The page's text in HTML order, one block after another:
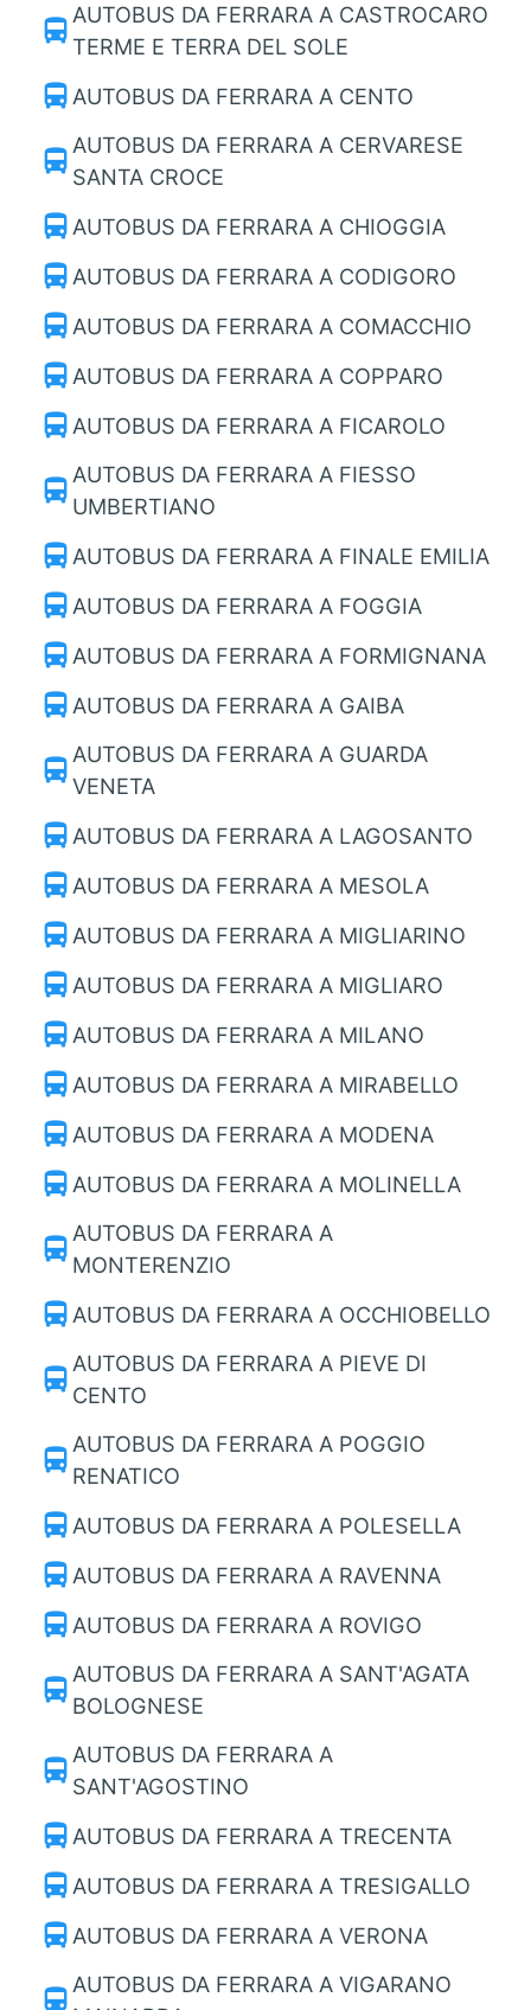
directions_bus AUTOBUS DA FERRARA A CASTROCARO
TERME E TERRA DEL SOLE
directions_bus AUTOBUS DA FERRARA A CENTO
directions_bus AUTOBUS DA FERRARA A CERVARESE
SANTA CROCE
directions_bus AUTOBUS DA FERRARA A CHIOGGIA
directions_bus AUTOBUS DA FERRARA A CODIGORO
directions_bus AUTOBUS DA FERRARA A COMACCHIO
directions_bus AUTOBUS DA FERRARA A COPPARO
directions_bus AUTOBUS DA FERRARA A FICAROLO
directions_bus AUTOBUS DA FERRARA A FIESSO
UMBERTIANO
directions_bus AUTOBUS DA FERRARA A FINALE EMILIA
directions_bus AUTOBUS DA FERRARA A FOGGIA
directions_bus AUTOBUS DA FERRARA A FORMIGNANA
directions_bus AUTOBUS DA FERRARA A GAIBA
directions_bus AUTOBUS DA FERRARA A GUARDA
VENETA
directions_bus AUTOBUS DA FERRARA A LAGOSANTO
directions_bus AUTOBUS DA FERRARA A MESOLA
directions_bus AUTOBUS DA FERRARA A MIGLIARINO
directions_bus AUTOBUS DA FERRARA A MIGLIARO
directions_bus AUTOBUS DA FERRARA A MILANO
directions_bus AUTOBUS DA FERRARA A MIRABELLO
directions_bus AUTOBUS DA FERRARA A MODENA
directions_bus AUTOBUS DA FERRARA A MOLINELLA
directions_bus AUTOBUS DA FERRARA A
MONTERENZIO
directions_bus AUTOBUS DA FERRARA A OCCHIOBELLO
directions_bus AUTOBUS DA FERRARA A PIEVE DI
CENTO
directions_bus AUTOBUS DA FERRARA A POGGIO
RENATICO
directions_bus AUTOBUS DA FERRARA A POLESELLA
directions_bus AUTOBUS DA FERRARA A RAVENNA
directions_bus AUTOBUS DA FERRARA A ROVIGO
directions_bus AUTOBUS DA FERRARA A SANT'AGATA
BOLOGNESE
directions_bus AUTOBUS DA FERRARA A
SANT'AGOSTINO
directions_bus AUTOBUS DA FERRARA A TRECENTA
directions_bus AUTOBUS DA FERRARA A TRESIGALLO
directions_bus AUTOBUS DA FERRARA A VERONA
directions_bus AUTOBUS DA FERRARA A VIGARANO